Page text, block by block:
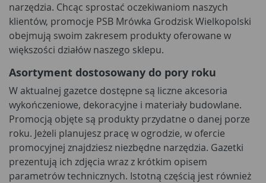
narzędzia. Chcąc sprostać oczekiwaniom naszych
klientów, promocje PSB Mrówka Grodzisk Wielkopolski
obejmują swoim zakresem produkty oferowane w
większości działów naszego sklepu.
Asortyment dostosowany do pory roku
W aktualnej gazetce dostępne są liczne akcesoria
wykończeniowe, dekoracyjne i materiały budowlane.
Promocją objęte są produkty przydatne o danej porze
roku. Jeżeli planujesz pracę w ogrodzie, w ofercie
promocyjnej znajdziesz niezbędne narzędzia. Gazetki
prezentują ich zdjęcia wraz z krótkim opisem
parametrów technicznych. Istotną częścią jest również